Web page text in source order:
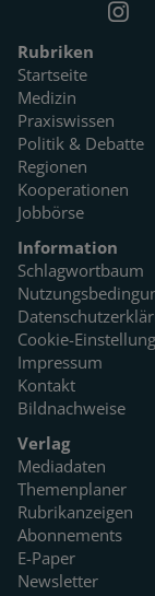
Rubriken
Startseite
Medizin
Praxiswissen
Politik & Debatte
Regionen
Kooperationen
Jobbörse
Information
Schlagwortbaum
Cookie-
Impressum
Kontakt
Bildnachweise
Verlag
Mediadaten
Themenplaner
Rubrikanzeigen
Abonnements
E-Paper
Newsletter